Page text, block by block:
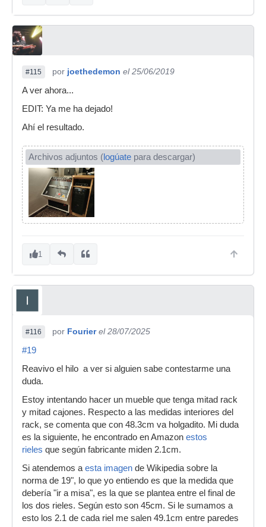
#115 por joethedemon el 25/06/2019
A ver ahora...
EDIT: Ya me ha dejado!
Ahí el resultado.
Archivos adjuntos (logúate para descargar)
1
#116 por Fourier el 28/07/2025
#19
Reavivo el hilo a ver si alguien sabe contestarme una
duda.
Estoy intentando hacer un mueble que tenga mitad rack
y mitad cajones. Respecto a las medidas interiores del
rack, se comenta que con 48.3cm va holgadito. Mi duda
es la siguiente, he encontrado en Amazon estos
rieles que según fabricante miden 2.1cm.
Si atendemos a esta imagen de Wikipedia sobre la
norma de 19", lo que yo entiendo es que la medida que
debería "ir a misa", es la que se plantea entre el final de
los dos rieles. Según esto son 45cm. Si le sumamos a
esto los 2.1 de cada riel me salen 49.1cm entre paredes